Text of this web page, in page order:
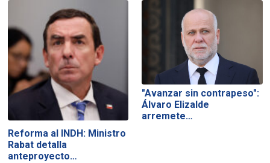
Reforma al INDH: Ministro
Rabat detalla
anteproyecto…
"Avanzar sin contrapeso":
Álvaro Elizalde
arremete…